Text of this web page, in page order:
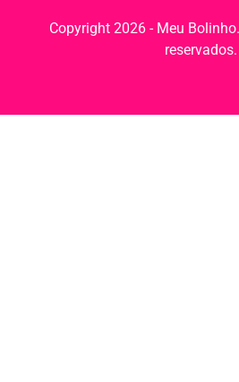
Copyright 2026 - Meu
reservados.